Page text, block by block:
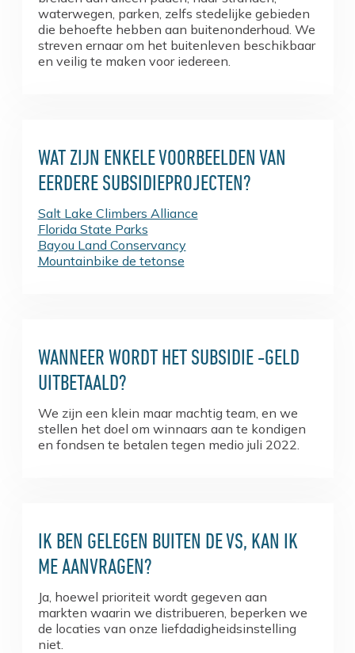
waterwegen, parken, zelfs stedelijke gebieden
die behoefte hebben aan buitenonderhoud. We
streven ernaar om het buitenleven beschikbaar
en veilig te maken voor iedereen.
WAT ZIJN ENKELE VOORBEELDEN VAN
EERDERE SUBSIDIEPROJECTEN?
Salt Lake Climbers Alliance
Florida State Parks
Bayou Land Conservancy
Mountainbike de tetonse
WANNEER WORDT HET SUBSIDIE ​​-GELD
UITBETAALD?
We zijn een klein maar machtig team, en we
stellen het doel om winnaars aan te kondigen
en fondsen te betalen tegen medio juli 2022.
IK BEN GELEGEN BUITEN DE VS, KAN IK
ME AANVRAGEN?
Ja, hoewel prioriteit wordt gegeven aan
markten waarin we distribueren, beperken we
de locaties van onze liefdadigheidsinstelling
niet.